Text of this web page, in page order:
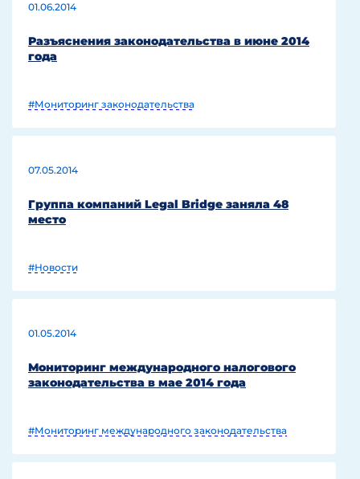
01.06.2014
Разъяснения законодательства в июне 2014
года
#Мониторинг законодательства
07.05.2014
Группа компаний Legal Bridge заняла 48
место
#Новости
01.05.2014
Мониторинг международного налогового
законодательства в мае 2014 года
#Мониторинг международного законодательства